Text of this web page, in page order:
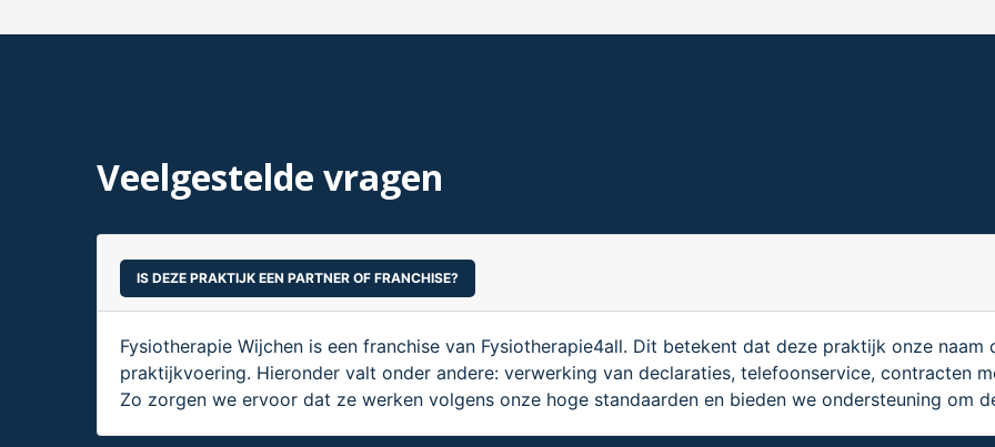
Veelgestelde vragen
IS DEZE PRAKTIJK EEN PARTNER OF FRANCHISE?
Fysiotherapie Wijchen is een franchise van Fysiotherapie4all. Dit betekent dat deze praktijk onze
praktijkvoering. Hieronder valt onder andere: verwerking van declaraties, telefoonservice, contracten
Zo zorgen we ervoor dat ze werken volgens onze hoge standaarden en bieden we ondersteuning om